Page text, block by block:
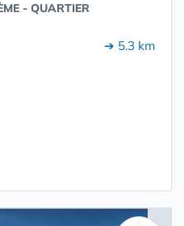
- QUARTIER
➔ 5.3 km